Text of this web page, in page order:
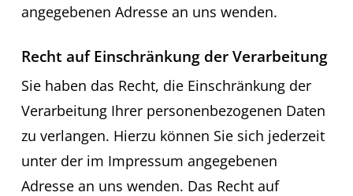
angegebenen Adresse an uns wenden.
Recht auf Einschränkung der Verarbeitung
Sie haben das Recht, die Einschränkung der
Verarbeitung Ihrer personenbezogenen Daten
zu verlangen. Hierzu können Sie sich jederzeit
unter der im Impressum angegebenen
Adresse an uns wenden. Das Recht auf